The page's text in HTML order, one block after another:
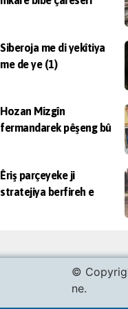
Siberoja me di yekîtiya
me de ye (1)
Hozan Mizgîn
fermandarek pêşeng bû
Êriş parçeyeke ji
stratejiya berfireh e
©
ne.